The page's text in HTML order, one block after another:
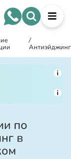
/
Антиэйджинг
i
i
по
в